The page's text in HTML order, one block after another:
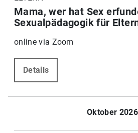
Mama, wer hat Sex
Sexualpädagogik für
online via Zoom
Details
Oktober 2026